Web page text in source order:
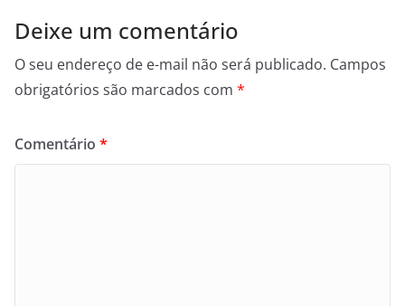
Deixe um comentário
O seu endereço de e-mail não será publicado. Campos
obrigatórios são marcados com *
Comentário *